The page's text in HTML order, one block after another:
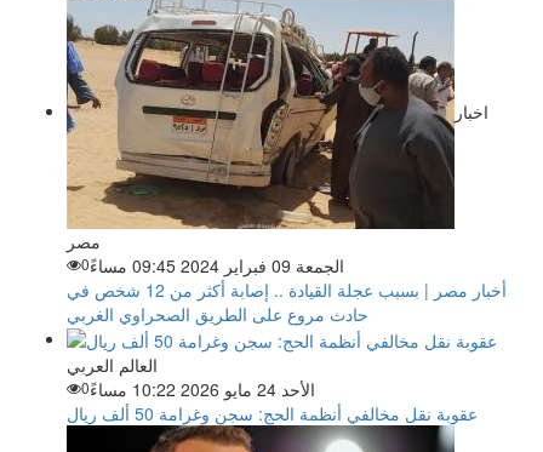
اخبار
مصر
الجمعة 09 فبراير 2024 09:45 مساءً
0
أخبار مصر | بسبب عجلة القيادة .. إصابة أكثر من 12 شخص في
حادث مروع على الطريق الصحراوي الغربي
العالم العربي
الأحد 24 مايو 2026 10:22 مساءً
0
عقوبة نقل مخالفي أنظمة الحج: سجن وغرامة 50 ألف ريال